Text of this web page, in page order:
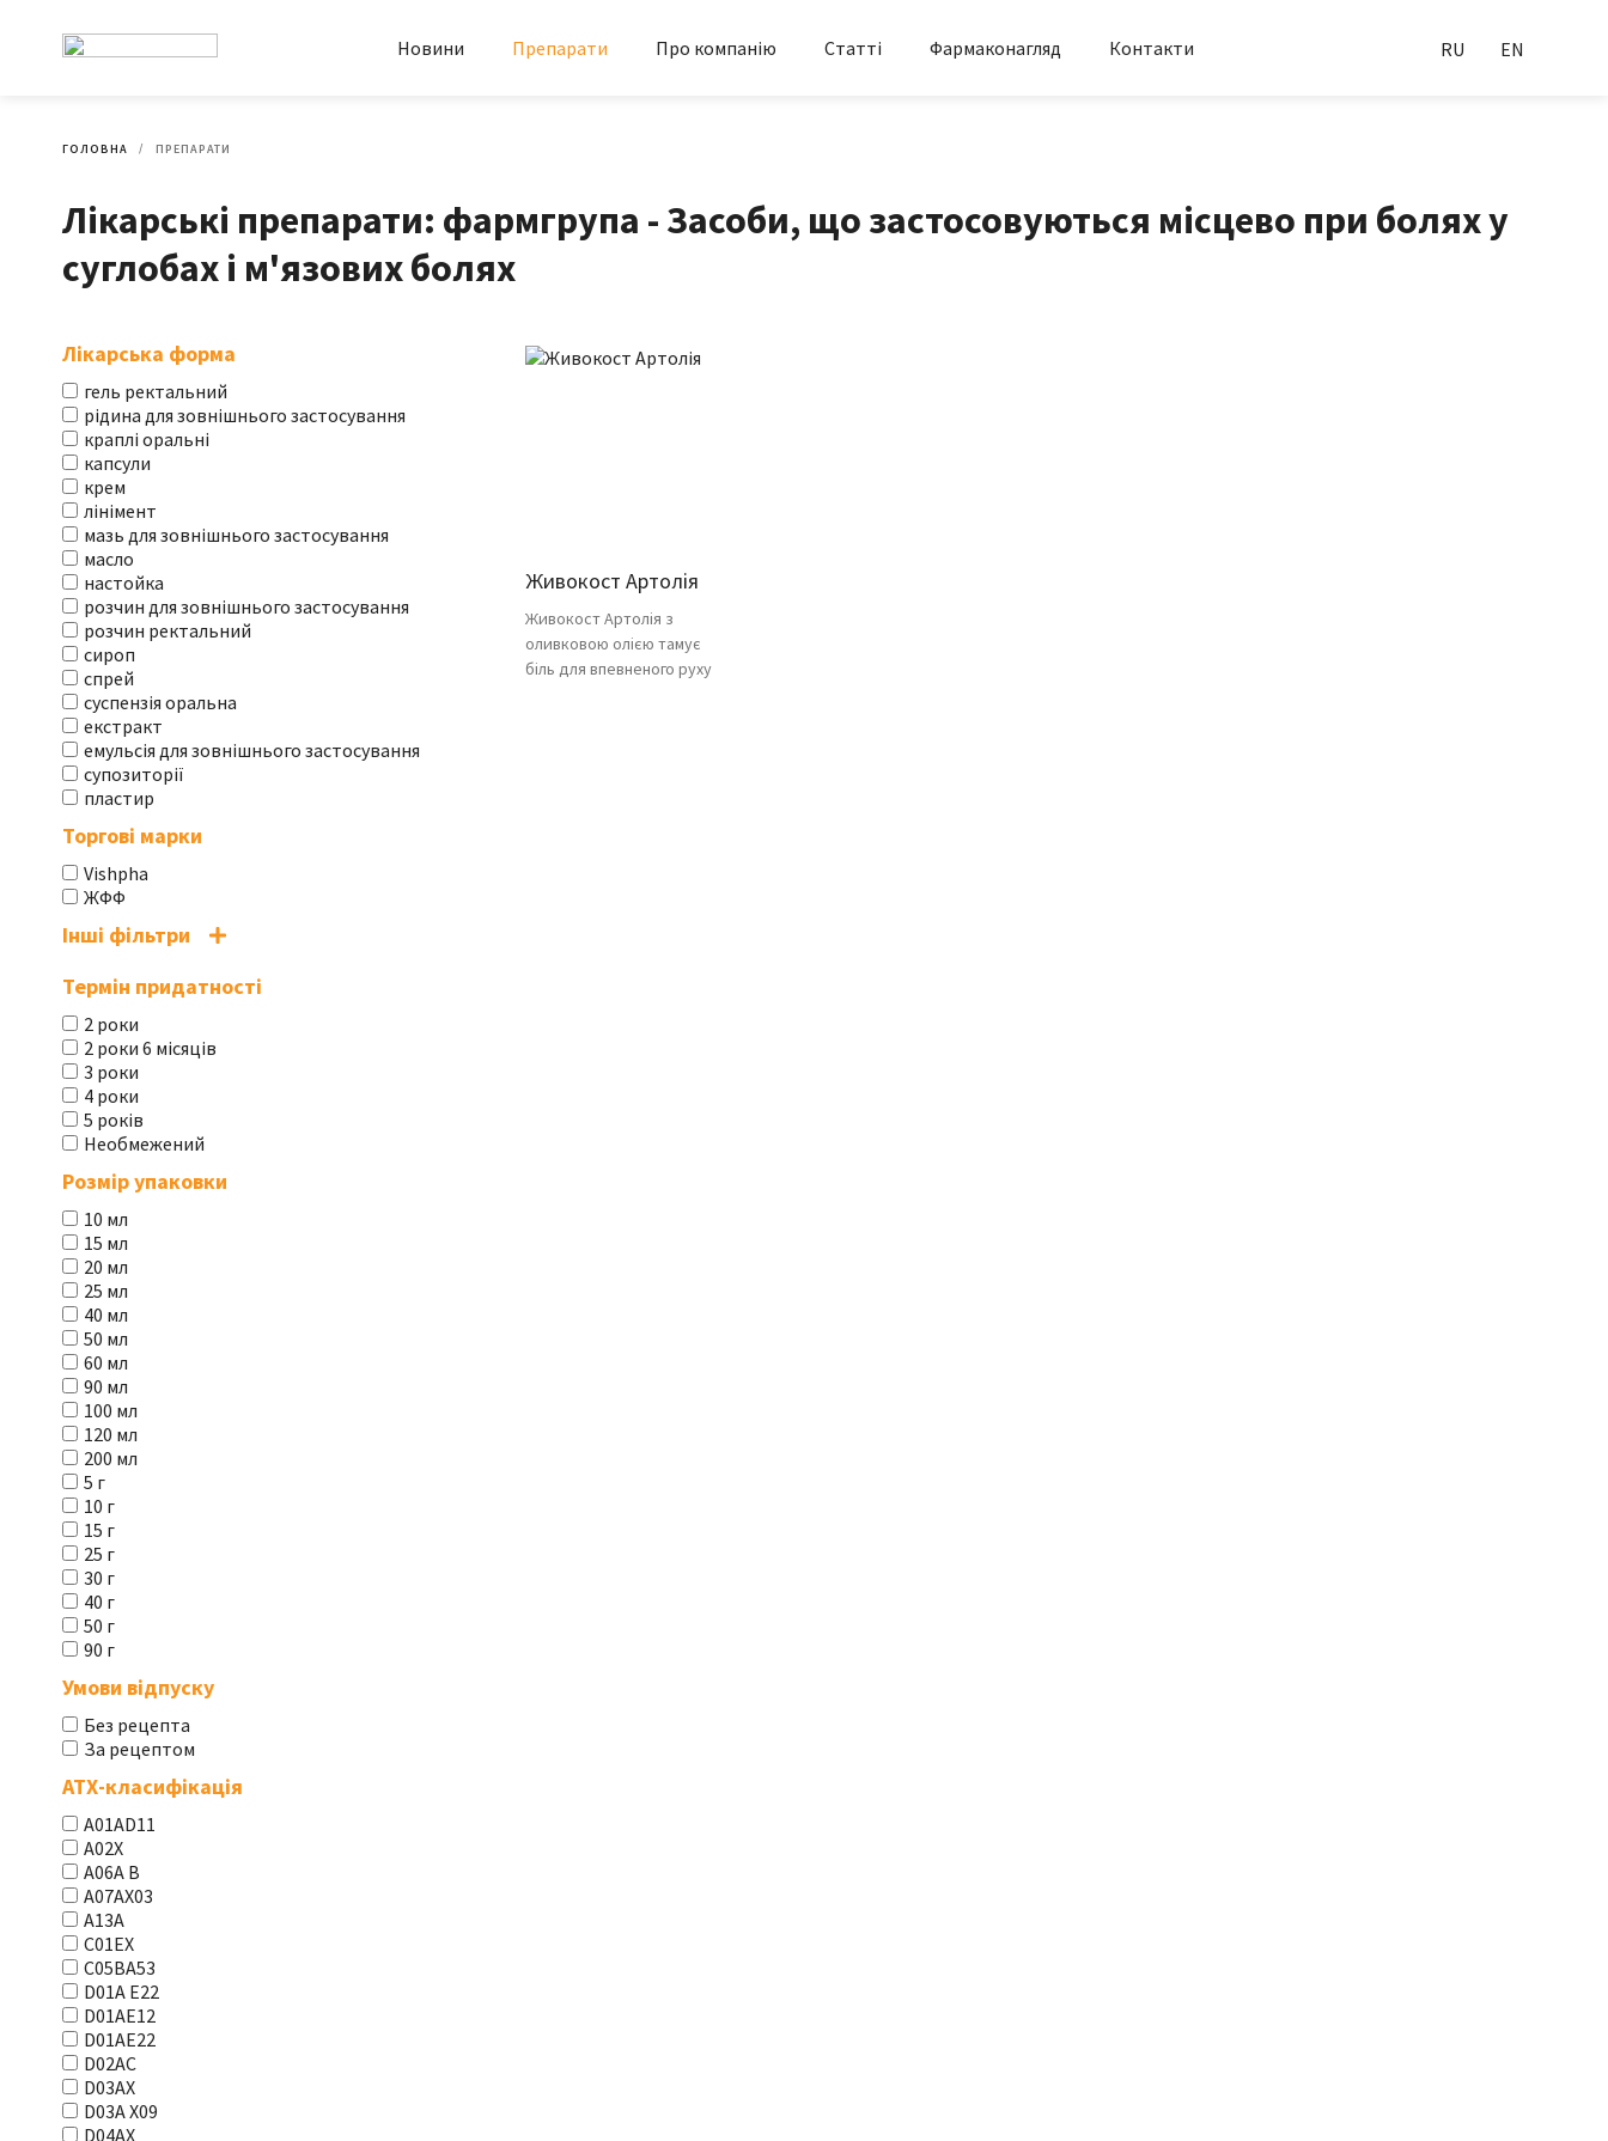
Новини Препарати Про компанію Статті Фармаконагляд Контакти RU EN
ГОЛОВНА ПРЕПАРАТИ
Лікарські препарати: фармгрупа - Засоби, що застосовуються місцево при болях у
суглобах і м'язових болях
Лікарська форма
гель ректальний
рідина для зовнішнього застосування
краплі оральні
капсули
крем
лінімент
мазь для зовнішнього застосування
масло
настойка
розчин для зовнішнього застосування
розчин ректальний
сироп
спрей
суспензія оральна
екстракт
емульсія для зовнішнього застосування
супозиторії
пластир
Торгові марки
Vishpha
ЖФФ
Інші фільтри
Термін придатності
2 роки
2 роки 6 місяців
3 роки
4 роки
5 років
Необмежений
Розмір упаковки
10 мл
15 мл
20 мл
25 мл
40 мл
50 мл
60 мл
90 мл
100 мл
120 мл
200 мл
5 г
10 г
15 г
25 г
30 г
40 г
50 г
90 г
Умови відпуску
Без рецепта
За рецептом
АТХ-класифікація
A01AD11
A02X
A06A В
A07AX03
A13A
C01EX
C05BA53
D01A E22
D01AE12
D01AE22
D02AC
D03AX
D03A X09
D04AX
Живокост Артолія
Живокост Артолія з
оливковою олією тамує
біль для впевненого руху